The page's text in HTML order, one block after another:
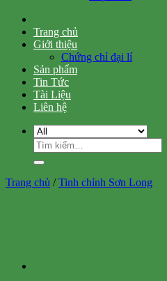
Trang chủ
Giới thiệu
Chứng chỉ đại lí
Sản phẩm
Tin Tức
Tài Liệu
Liên hệ
Tìm
kiếm:
Trang chủ / Tinh chỉnh Sơn Long